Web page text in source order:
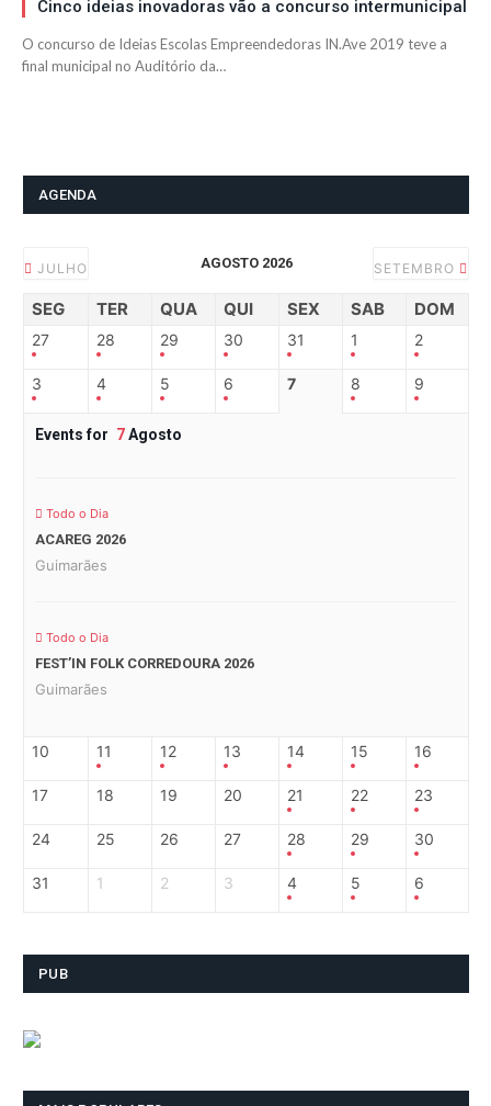
Cinco ideias inovadoras vão a concurso intermunicipal
O concurso de Ideias Escolas Empreendedoras IN.Ave 2019 teve a
final municipal no Auditório da…
AGENDA
JULHO AGOSTO 2026 SETEMBRO
SEG TER QUA QUI SEX SAB DOM
27 28 29 30 31 1 2
3 4 5 6 7 8 9
Events for 7Agosto
Todo o Dia
ACAREG 2026
Guimarães
Todo o Dia
FEST’IN FOLK CORREDOURA 2026
Guimarães
10 11 12 13 14 15 16
17 18 19 20 21 22 23
24 25 26 27 28 29 30
31 1 2 3 4 5 6
PUB